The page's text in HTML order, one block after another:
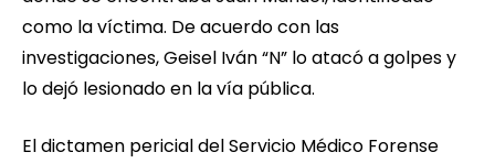
como la víctima. De acuerdo con las
investigaciones, Geisel Iván “N” lo atacó a golpes y
lo dejó lesionado en la vía pública.
El dictamen pericial del Servicio Médico Forense